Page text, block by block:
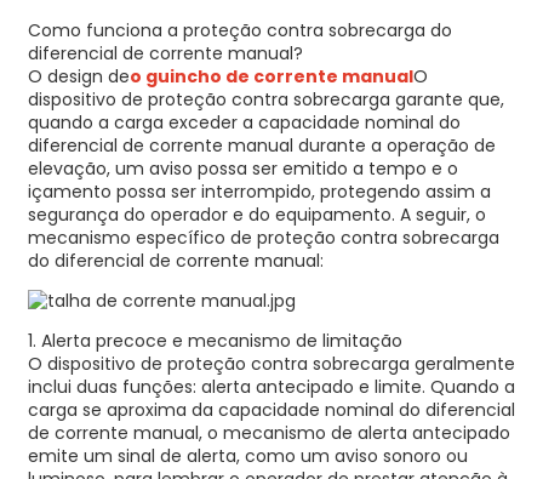
Como funciona a proteção contra sobrecarga do
diferencial de corrente manual?
O design deo guincho de corrente manualO
dispositivo de proteção contra sobrecarga garante que,
quando a carga exceder a capacidade nominal do
diferencial de corrente manual durante a operação de
elevação, um aviso possa ser emitido a tempo e o
içamento possa ser interrompido, protegendo assim a
segurança do operador e do equipamento. A seguir, o
mecanismo específico de proteção contra sobrecarga
do diferencial de corrente manual:
1. Alerta precoce e mecanismo de limitação
O dispositivo de proteção contra sobrecarga geralmente
inclui duas funções: alerta antecipado e limite. Quando a
carga se aproxima da capacidade nominal do diferencial
de corrente manual, o mecanismo de alerta antecipado
emite um sinal de alerta, como um aviso sonoro ou